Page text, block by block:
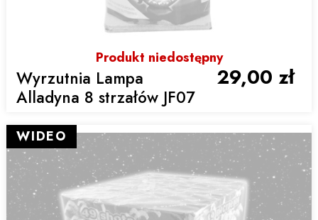
Produkt niedostępny
Wyrzutnia Lampa
Alladyna 8 strzałów JF07
29,00 zł
WIDEO